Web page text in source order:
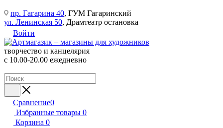
пр. Гагарина 40, ГУМ Гагаринский
ул. Ленинская 50, Драмтеатр остановка
Войти
творчество и канцелярия
с 10.00-20.00 ежедневно
Сравнение0
Избранные товары 0
Корзина 0